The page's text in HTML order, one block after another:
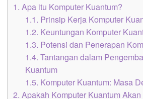
1. Apa itu Komputer Kuantum?
1.1. Prinsip Kerja Komputer
1.2. Keuntungan Komputer
1.3. Potensi dan Penerapan
1.4. Tantangan dalam
Kuantum
1.5. Komputer Kuantum: Masa
2. Apakah Komputer Kuantum